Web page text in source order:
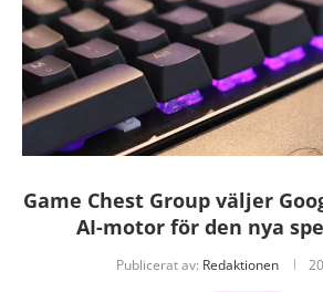
Game Chest Group väljer
AI-motor för den nya
Publicerat av: Redaktionen